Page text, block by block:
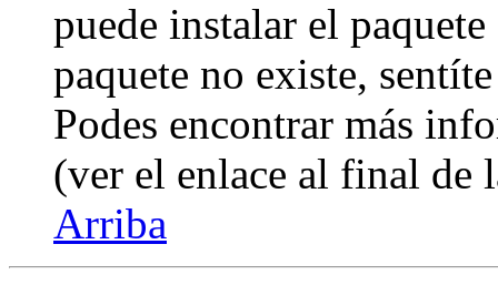
puede instalar el
paquete no existe,
Podes encontrar más
(ver el enlace al final de
Arriba